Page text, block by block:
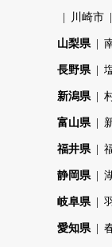
川崎市
山梨県
長野県
新潟県
富山県
福井県
静岡県
岐阜県
愛知県